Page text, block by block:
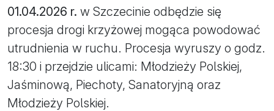
01.04.2026 r. w Szczecinie odbędzie się
procesja drogi krzyżowej mogąca powodować
utrudnienia w ruchu. Procesja wyruszy o godz.
18:30 i przejdzie ulicami: Młodzieży Polskiej,
Jaśminową, Piechoty, Sanatoryjną oraz
Młodzieży Polskiej.